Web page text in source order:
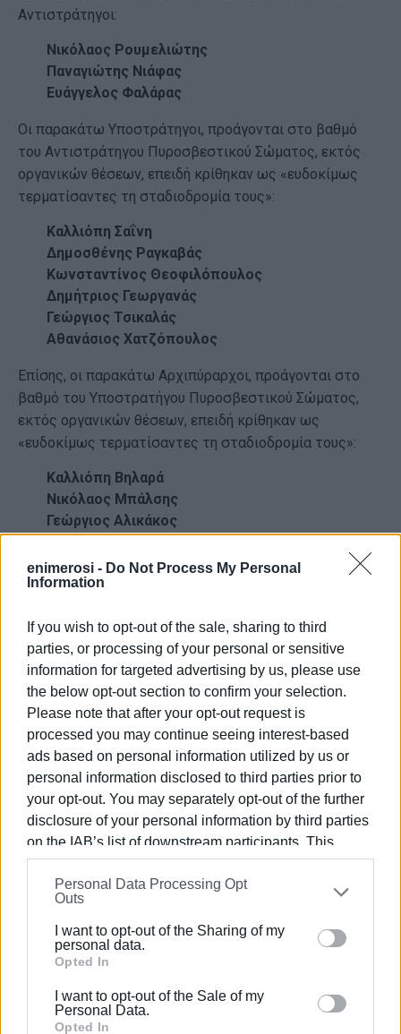
enimerosi - Do Not Process My Personal
Information
If you wish to opt-out of the sale, sharing to third
parties, or processing of your personal or sensitive
information for targeted advertising by us, please use
the below opt-out section to confirm your selection.
Please note that after your opt-out request is
processed you may continue seeing interest-based
ads based on personal information utilized by us or
personal information disclosed to third parties prior to
your opt-out. You may separately opt-out of the further
disclosure of your personal information by third parties
on the IAB’s list of downstream participants. This
information may also be disclosed by us to third parties
on theIAB’s List of Downstream Participants
that may
further disclose it to other third parties.
Please note that this website/app uses one or more
Google services and may gather and store information
behaviour. You may click to grant or deny consent to
Google and its third-party tags to use your data for
Personal Data Processing Opt
Outs
I want to opt-out of the Sharing of my
personal data.
Opted In
I want to opt-out of the Sale of my
Personal Data.
Opted In
Αντιστράτηγοι:
Νικόλαος Ρουμελιώτης
Παναγιώτης Νιάφας
Ευάγγελος Φαλάρας
Οι παρακάτω Υποστράτηγοι, προάγονται στο βαθμό
του Αντιστράτηγου Πυροσβεστικού Σώματος, εκτός
οργανικών θέσεων, επειδή κρίθηκαν ως «ευδοκίμως
τερματίσαντες τη σταδιοδρομία τους»:
Καλλιόπη Σαΐνη
Δημοσθένης Ραγκαβάς
Κωνσταντίνος Θεοφιλόπουλος
Δημήτριος Γεωργανάς
Γεώργιος Τσικαλάς
Αθανάσιος Χατζόπουλος
Επίσης, οι παρακάτω Αρχιπύραρχοι, προάγονται στο
βαθμό του Υποστρατήγου Πυροσβεστικού Σώματος,
εκτός οργανικών θέσεων, επειδή κρίθηκαν ως
«ευδοκίμως τερματίσαντες τη σταδιοδρομία τους»:
Καλλιόπη Βηλαρά
Νικόλαος Μπάλσης
Γεώργιος Αλικάκος
Χρήστος Καλογερόπουλος
Νικόλαος Μητσιογιάννης
Γεώργιος Βλόντζος
Νικόλαος Μπαλατσούκας
Ιωάννης Δαληβίγκας
Θωμάς Παπαδόπουλος
Προάγονται οι παρακάτω Αρχιπύραρχοι Γενικών
Καθηκόντων στο βαθμό του Υποστρατήγου
Πυροσβεστικού Σώματος, κατόπιν επιλογής, για
πλήρωση κενών οργανικών θέσεων:
Βασίλειος Σολδάτος
Ιωάννης Λουκάκης
Παναγιώτης Μπαθρέλλος
Κωνσταντίνος Ψαρρός
Δημήτριος Σαράφης
Αναστάσιος Παππάς